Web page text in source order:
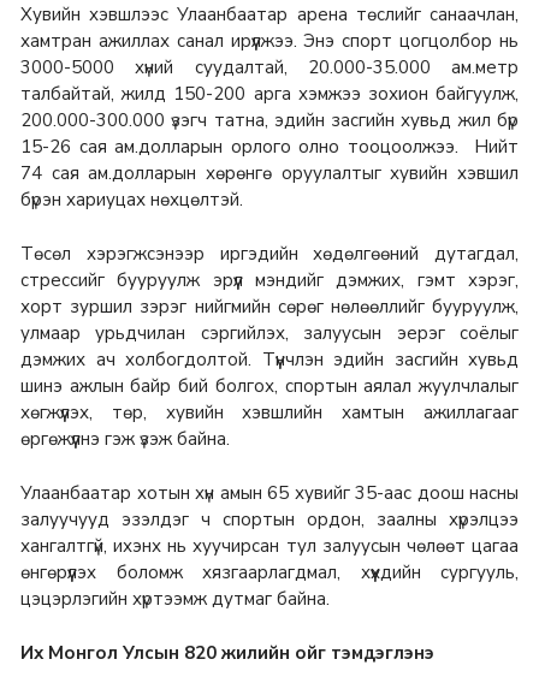
Хувийн хэвшлээс Улаанбаатар арена төслийг санаачлан,
хамтран ажиллах санал ирүүлжээ. Энэ спорт цогцолбор нь
3000-5000 хүний суудалтай, 20.000-35.000 ам.метр
талбайтай, жилд 150-200 арга хэмжээ зохион байгуулж,
200.000-300.000 үзэгч татна, эдийн засгийн хувьд жил бүр
15-26 сая ам.долларын орлого олно тооцоолжээ. Нийт
74 сая ам.долларын хөрөнгө оруулалтыг хувийн хэвшил
бүрэн хариуцах нөхцөлтэй.
Төсөл хэрэгжсэнээр иргэдийн хөдөлгөөний дутагдал,
стрессийг бууруулж эрүүл мэндийг дэмжих, гэмт хэрэг,
хорт зуршил зэрэг нийгмийн сөрөг нөлөөллийг бууруулж,
улмаар урьдчилан сэргийлэх, залуусын эерэг соёлыг
дэмжих ач холбогдолтой. Түүнчлэн эдийн засгийн хувьд
шинэ ажлын байр бий болгох, спортын аялал жуулчлалыг
хөгжүүлэх, төр, хувийн хэвшлийн хамтын ажиллагааг
өргөжүүлнэ гэж үзэж байна.
Улаанбаатар хотын хүн амын 65 хувийг 35-аас доош насны
залуучууд эзэлдэг ч спортын ордон, заалны хүрэлцээ
хангалтгүй, ихэнх нь хуучирсан тул залуусын чөлөөт цагаа
өнгөрүүлэх боломж хязгаарлагдмал, хүүхдийн сургууль,
цэцэрлэгийн хүртээмж дутмаг байна.
Их Монгол Улсын 820 жилийн ойг тэмдэглэнэ